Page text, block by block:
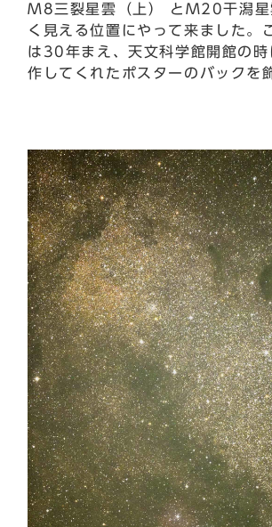
M8三裂星雲（上） とM20干潟星
く見える位置にやって来ました。
は30年まえ、天文科学館開館の時
作してくれたポスターのバックを